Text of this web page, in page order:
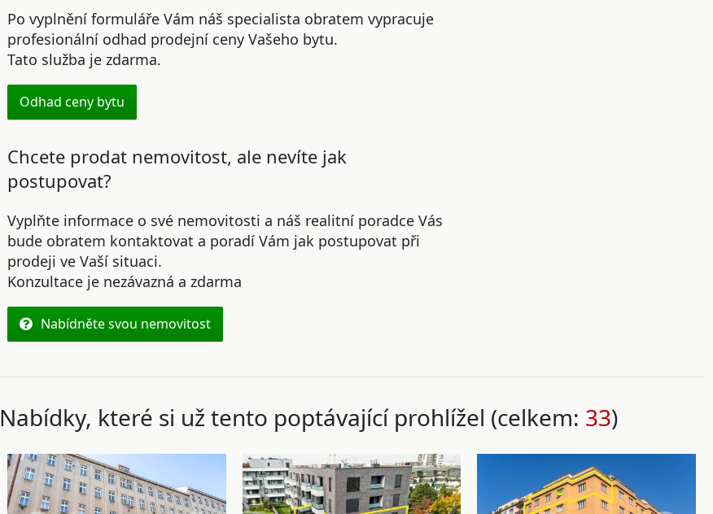
Po vyplnění formuláře Vám náš specialista obratem vypracuje
profesionální odhad prodejní ceny Vašeho bytu.
Tato služba je zdarma.
Odhad ceny bytu
Chcete prodat nemovitost, ale nevíte jak
postupovat?
Vyplňte informace o své nemovitosti a náš realitní poradce Vás
bude obratem kontaktovat a poradí Vám jak postupovat při
prodeji ve Vaší situaci.
Konzultace je nezávazná a zdarma
Nabídněte svou nemovitost
Nabídky, které si už tento poptávající prohlížel (celkem: 33)